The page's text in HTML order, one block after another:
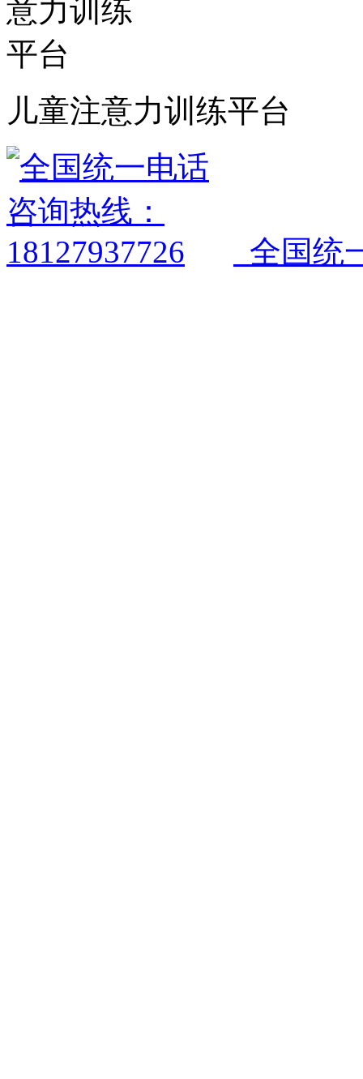
儿童注意力训练平台
全国统